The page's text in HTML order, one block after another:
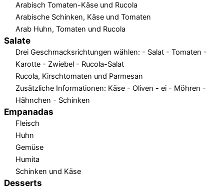
Arabisch Tomaten-Käse und Rucola
Arabische Schinken, Käse und Tomaten
Arab Huhn, Tomaten und Rucola
Salate
Drei Geschmacksrichtungen wählen: - Salat - Tomaten -
Karotte - Zwiebel - Rucola-Salat
Rucola, Kirschtomaten und Parmesan
Zusätzliche Informationen: Käse - Oliven - ei - Möhren -
Hähnchen - Schinken
Empanadas
Fleisch
Huhn
Gemüse
Humita
Schinken und Käse
Desserts